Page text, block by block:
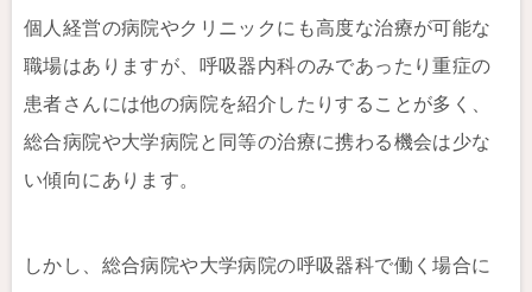
個人経営の病院やクリニックにも高度な治療が可能な
職場はありますが、呼吸器内科のみであったり重症の
患者さんには他の病院を紹介したりすることが多く、
総合病院や大学病院と同等の治療に携わる機会は少な
い傾向にあります。
しかし、総合病院や大学病院の呼吸器科で働く場合に